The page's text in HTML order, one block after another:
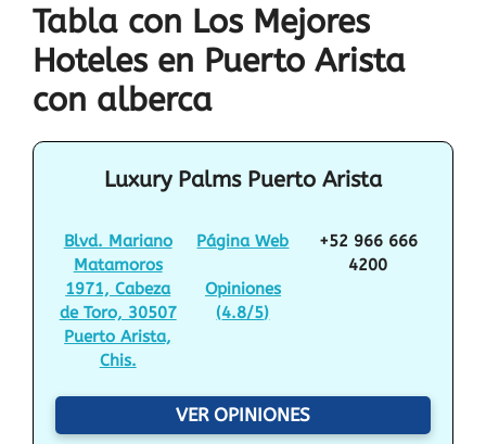
Tabla con Los Mejores
Hoteles en Puerto Arista
con alberca
Luxury Palms Puerto Arista
Blvd. Mariano
Matamoros
1971, Cabeza
de Toro, 30507
Puerto Arista,
Chis.
Página Web
Opiniones
(4.8/5)
+52 966 666
4200
VER OPINIONES